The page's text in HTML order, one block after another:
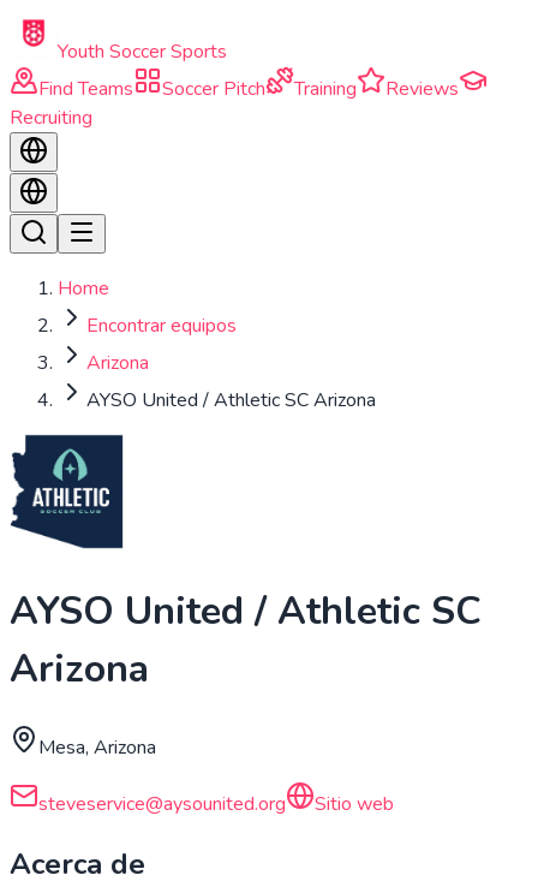
Skip to main content
Youth Soccer Sports
Find Teams
Soccer Pitch Training
Reviews
Recruiting
Home
Encontrar equipos
Arizona
AYSO United / Athletic SC Arizona
AYSO United / Athletic SC
Arizona
Mesa, Arizona
steveservice@aysounited.org Sitio web
Acerca de